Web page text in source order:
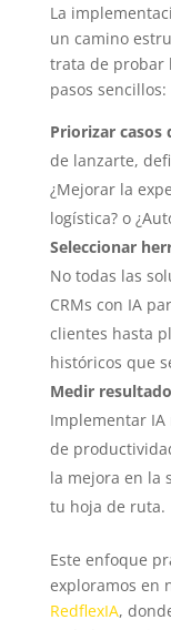
La
un camino
trata de probar
pasos sencillos:
Priorizar casos
de lanzarte,
¿Mejorar la
logística? o
Seleccionar
No todas las
CRMs con IA
clientes hasta
históricos que
Medir
Implementar IA
de
la mejora en la
tu hoja de ruta.
Este enfoque
exploramos en
RedflexIA,